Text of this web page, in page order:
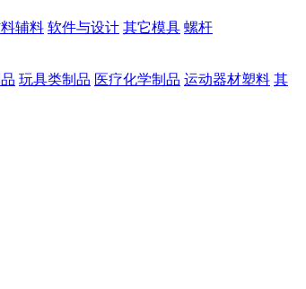
辅料 软件与设计 其它模具 螺杆
玩具类制品 医疗化学制品 运动器材塑料 其